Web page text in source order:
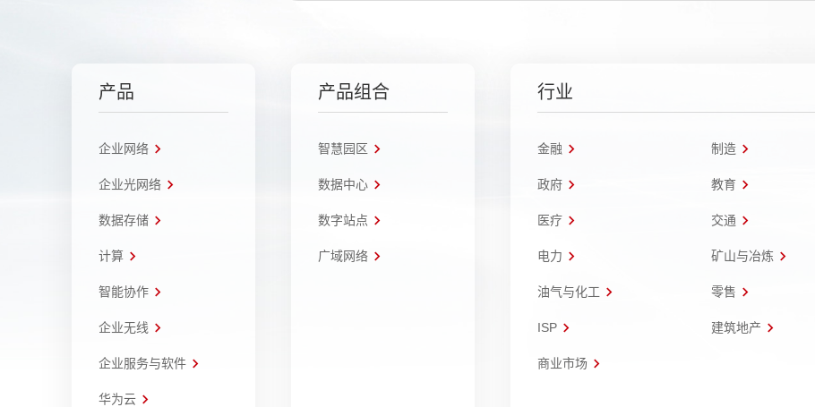
产品
企业网络
企业光网络
数据存储
计算
智能协作
企业无线
企业服务与软件
华为云
产品组合
智慧园区
数据中心
数字站点
广域网络
行业
金融 制造
政府 教育
医疗 交通
电力 矿山与冶炼
油气与化工 零售
ISP 建筑地产
商业市场